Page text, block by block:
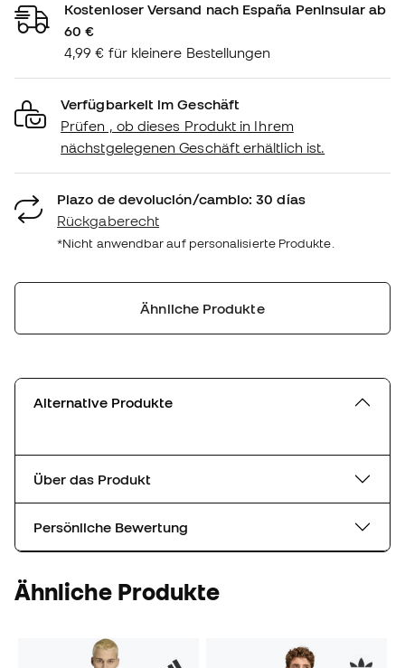
Kostenloser Versand nach España Peninsular ab
60 €
4,99 € für kleinere Bestellungen
Verfügbarkeit im Geschäft
Prüfen , ob dieses Produkt in Ihrem
nächstgelegenen Geschäft erhältlich ist.
Plazo de devolución/cambio: 30 días
Rückgaberecht
*Nicht anwendbar auf personalisierte Produkte.
Ähnliche Produkte
Alternative Produkte
Über das Produkt
Persönliche Bewertung
Ähnliche Produkte